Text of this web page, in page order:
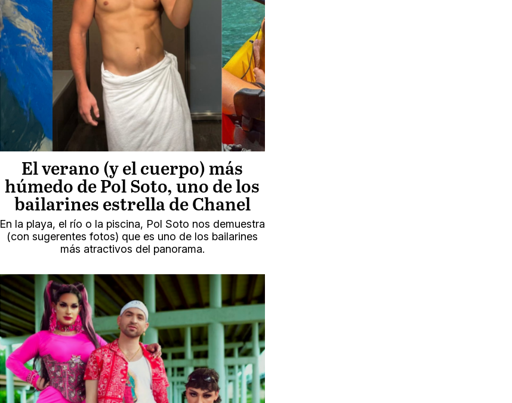
El verano (y el cuerpo) más
húmedo de Pol Soto, uno de los
bailarines estrella de Chanel
En la playa, el río o la piscina, Pol Soto nos demuestra
(con sugerentes fotos) que es uno de los bailarines
más atractivos del panorama.